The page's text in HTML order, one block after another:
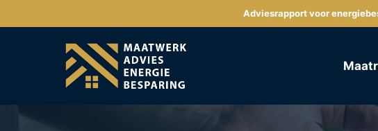
naar
Adviesrapport voor